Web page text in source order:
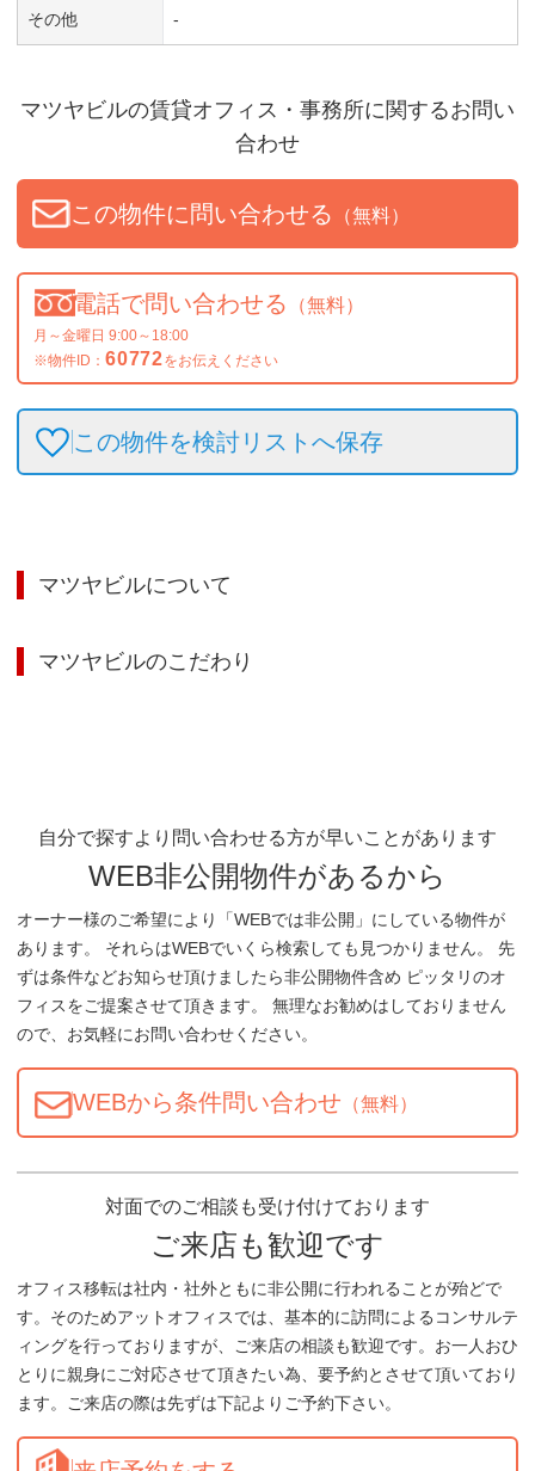
その他 -
マツヤビルの賃貸オフィス・事務所に関するお問い
合わせ
この物件に問い合わせる （無料）
電話で問い合わせる （無料）
月～金曜日 9:00～18:00
※物件ID： 60772をお伝えください
この物件を検討リストへ保存
マツヤビルについて
マツヤビルのこだわり
自分で探すより問い合わせる方が早いことがあります
WEB非公開物件があるから
オーナー様のご希望により「WEBでは非公開」にしている物件が
あります。 それらはWEBでいくら検索しても見つかりません。 先
ずは条件などお知らせ頂けましたら非公開物件含め ピッタリのオ
フィスをご提案させて頂きます。 無理なお勧めはしておりません
ので、お気軽にお問い合わせください。
WEBから条件問い合わせ （無料）
対面でのご相談も受け付けております
ご来店も歓迎です
オフィス移転は社内・社外ともに非公開に行われることが殆どで
す。そのためアットオフィスでは、基本的に訪問によるコンサルテ
ィングを行っておりますが、ご来店の相談も歓迎です。お一人おひ
とりに親身にご対応させて頂きたい為、要予約とさせて頂いており
ます。ご来店の際は先ずは下記よりご予約下さい。